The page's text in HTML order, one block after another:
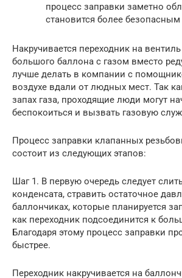
процесс заправки заметно
становится более
Накручивается переходник на
большого баллона с газом вместо
лучше делать в компании с
воздухе вдали от людных мест. Так
запах газа, проходящие люди могут
беспокоиться и вызвать газовую
Процесс заправки клапанных
состоит из следующих этапов:
Шаг 1. В первую очередь следует
конденсата, стравить остаточное
баллончиках, которые планируется
как переходник подсоединится к
Благодаря этому процесс заправки
быстрее.
Переходник накручивается на